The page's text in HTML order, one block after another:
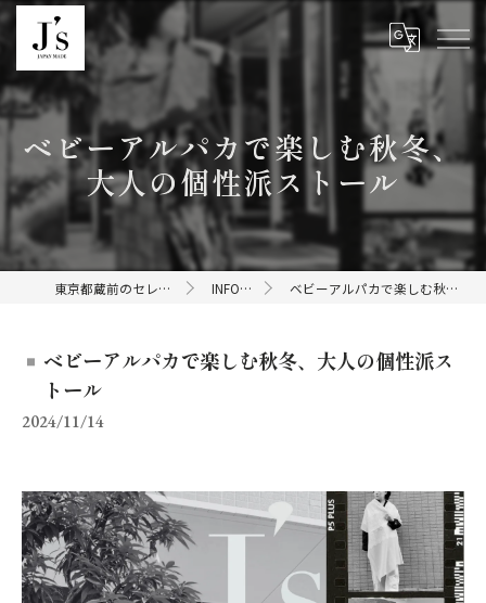
ベビーアルパカで楽しむ秋冬、
大人の個性派ストール
東京都蔵前のセレクトショップならJ's INFORMATION ベビーアルパカで楽しむ秋冬、大人の個性派ストール
ベビーアルパカで楽しむ秋冬、大人の個性派ス
トール
2024/11/14